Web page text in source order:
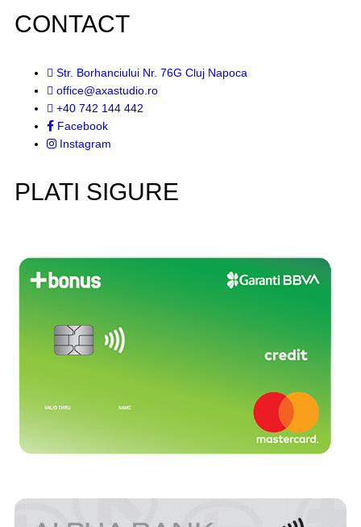
CONTACT
Str. Borhanciului Nr. 76G Cluj Napoca
office@axastudio.ro
+40 742 144 442
Facebook
Instagram
PLATI SIGURE